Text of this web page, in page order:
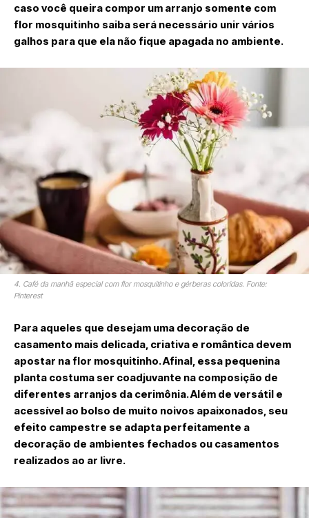
caso você queira compor um arranjo somente com
flor mosquitinho saiba será necessário unir vários
galhos para que ela não fique apagada no ambiente.
4. Café da manhã especial com flor mosquitinho e gérberas coloridas. Fonte:
Pinterest
Para aqueles que desejam uma decoração de
casamento mais delicada, criativa e romântica devem
apostar na flor mosquitinho. Afinal, essa pequenina
planta costuma ser coadjuvante na composição de
diferentes arranjos da cerimônia. Além de versátil e
acessível ao bolso de muito noivos apaixonados, seu
efeito campestre se adapta perfeitamente a
decoração de ambientes fechados ou casamentos
realizados ao ar livre.